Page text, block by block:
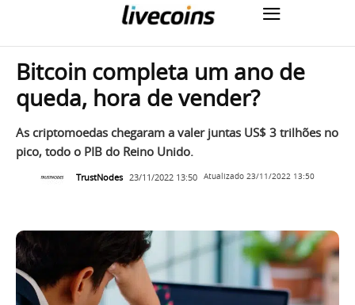
Bitcoin completa um ano de
queda, hora de vender?
As criptomoedas chegaram a valer juntas US$ 3 trilhões no
pico, todo o PIB do Reino Unido.
TrustNodes 23/11/2022 13:50 Atualizado 23/11/2022 13:50